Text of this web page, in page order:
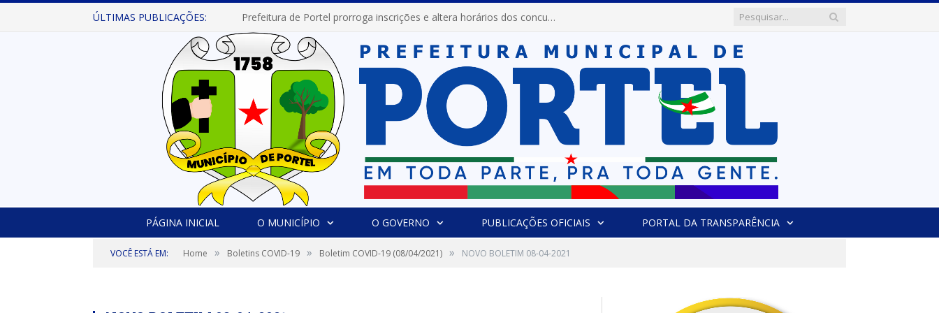
ÚLTIMAS PUBLICAÇÕES: Prefeitura de Portel prorroga inscrições e altera horários dos concursos “Musa” e “Miss Mix Verão 2026”
PÁGINA INICIAL O MUNICÍPIO O GOVERNO PUBLICAÇÕES OFICIAIS PORTAL DA TRANSPARÊNCIA
VOCÊ ESTÁ EM: Home » Boletins COVID-19 » Boletim COVID-19 (08/04/2021) » NOVO BOLETIM 08-04-2021